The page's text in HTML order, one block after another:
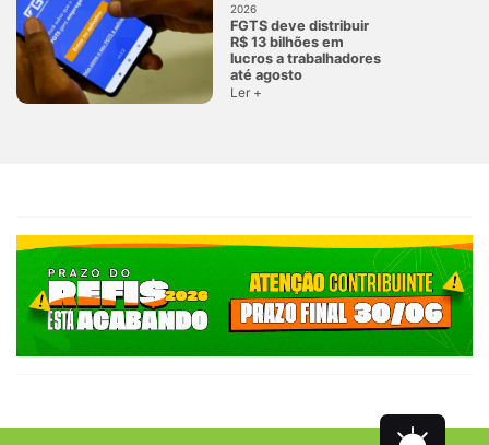
2026
FGTS deve distribuir
R$ 13 bilhões em
lucros a trabalhadores
até agosto
Ler +